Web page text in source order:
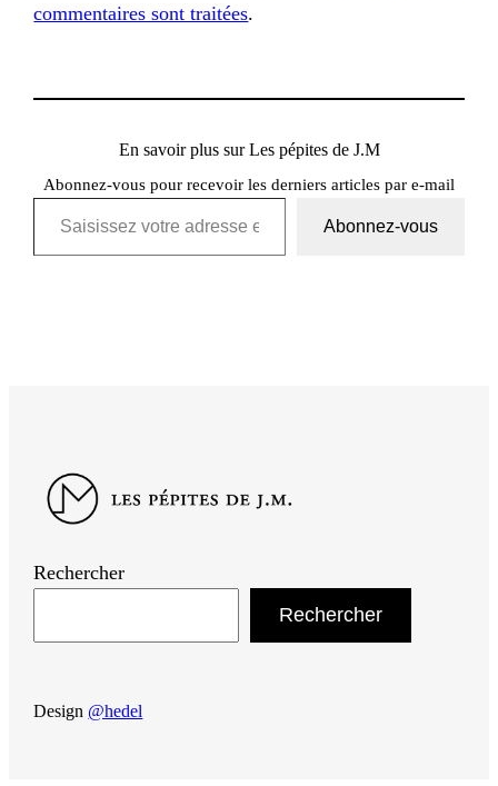
commentaires sont traitées.
En savoir plus sur Les pépites de J.M
Abonnez-vous pour recevoir les derniers articles par e-mail
Saisissez votre adresse e-mail…
Abonnez-vous
Rechercher
Rechercher
Design @hedel